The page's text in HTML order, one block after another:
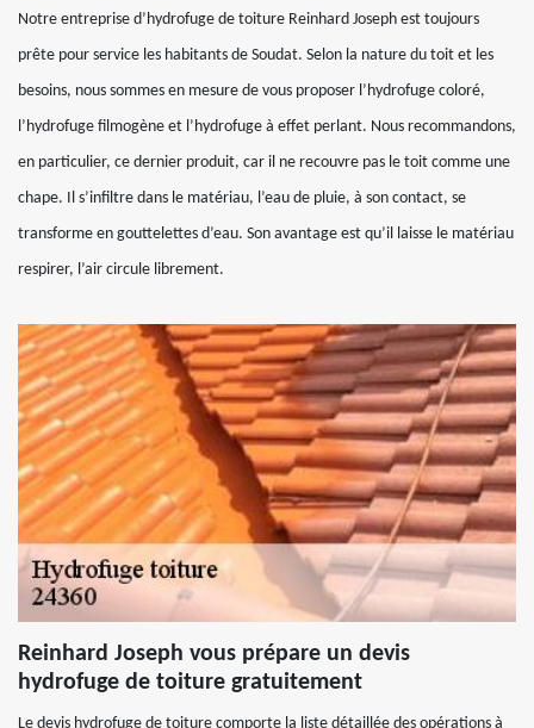
Notre entreprise d’hydrofuge de toiture Reinhard Joseph est toujours
prête pour service les habitants de Soudat. Selon la nature du toit et les
besoins, nous sommes en mesure de vous proposer l’hydrofuge coloré,
l’hydrofuge filmogène et l’hydrofuge à effet perlant. Nous recommandons,
en particulier, ce dernier produit, car il ne recouvre pas le toit comme une
chape. Il s’infiltre dans le matériau, l’eau de pluie, à son contact, se
transforme en gouttelettes d’eau. Son avantage est qu’il laisse le matériau
respirer, l’air circule librement.
Reinhard Joseph vous prépare un devis
hydrofuge de toiture gratuitement
Le devis hydrofuge de toiture comporte la liste détaillée des opérations à